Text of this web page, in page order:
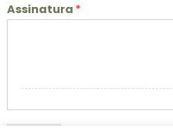
Assinatura *